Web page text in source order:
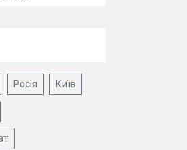
Росія Київ